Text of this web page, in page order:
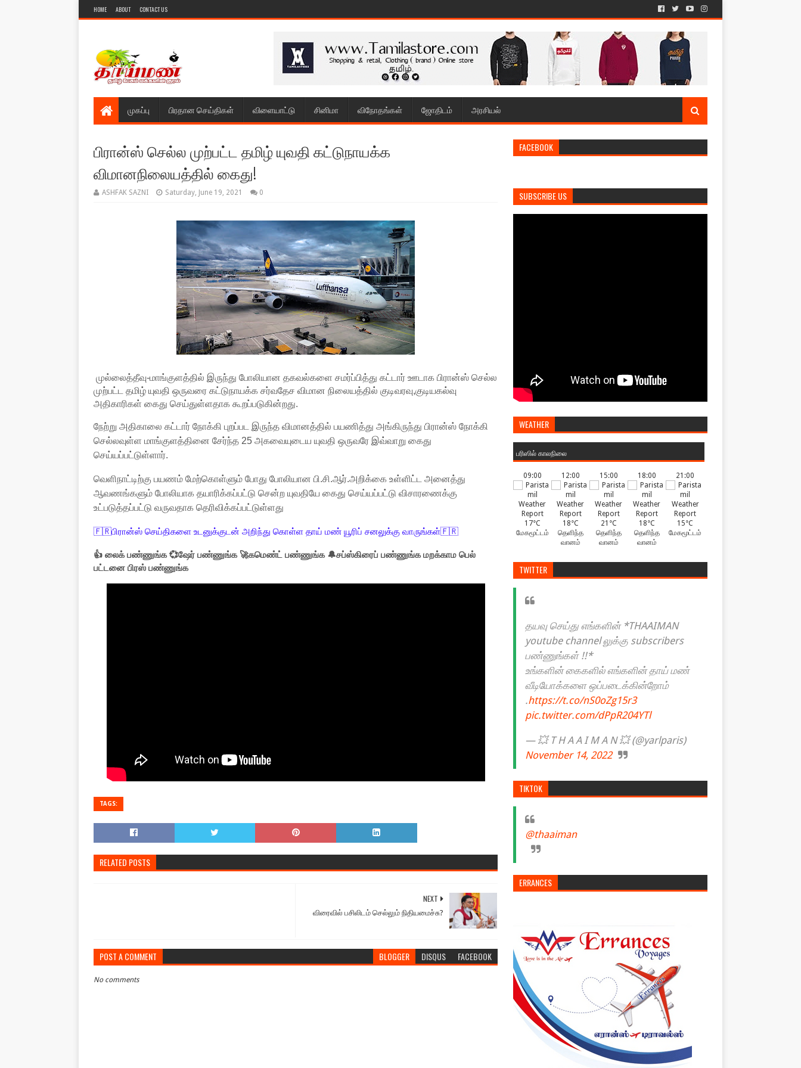
HOME ABOUT CONTACT US
முகப்பு பிரதான செய்திகள் விளையாட்டு சினிமா விநோதங்கள் ஜோதிடம் அரசியல்
பிரான்ஸ் செல்ல முற்பட்ட தமிழ் யுவதி கட்டுநாயக்க
விமானநிலையத்தில் கைது!
ASHFAK SAZNI Saturday, June 19, 2021 0
முல்லைத்தீவு-மாங்குளத்தில் இருந்து போலியான தகவல்களை சமர்ப்பித்து கட்டார் ஊடாக பிரான்ஸ் செல்ல
முற்பட்ட தமிழ் யுவதி ஒருவரை கட்டுநாயக்க சர்வதேச விமான நிலையத்தில் குடிவரவு,குடியகல்வு
அதிகாரிகள் கைது செய்துள்ளதாக கூறப்படுகின்றது.
நேற்று அதிகாலை கட்டார் நோக்கி புறப்பட இருந்த விமானத்தில் பயணித்து அங்கிருந்து பிரான்ஸ் நோக்கி
செல்லவுள்ள மாங்குளத்தினை சேர்ந்த 25 அகவையுடைய யுவதி ஒருவரே இவ்வாறு கைது
செய்யப்பட்டுள்ளார்.
வெளிநாட்டிற்கு பயணம் மேற்கொள்ளும் போது போலியான பி.சி.ஆர்.அறிக்கை உள்ளிட்ட அனைத்து
ஆவணங்களும் போலியாக தயாரிக்கப்பட்டு சென்ற யுவதியே கைது செய்யப்பட்டு விசாரணைக்கு
உட்படுத்தப்பட்டு வருவதாக தெரிவிக்கப்பட்டுள்ளது
🇫🇷பிரான்ஸ் செய்திகளை உடனுக்குடன் அறிந்து கொள்ள தாய் மண் யூரிப் சனலுக்கு வாருங்கள்🇫🇷
👍 லைக் பண்ணுங்க 💞ஷேர் பண்ணுங்க 🚀கமெண்ட் பண்ணுங்க 🔔சப்ஸ்கிரைப் பண்ணுங்க மறக்காம பெல்
பட்டனை பிரஸ் பண்ணுங்க
TAGS:
RELATED POSTS
NEXT
விரைவில் பசிலிடம் செல்லும் நிதியமைச்சு?
POST A COMMENT BLOGGER DISQUS FACEBOOK
No comments
FACEBOOK
SUBSCRIBE US
WEATHER
பரிஸில் காலநிலை
09:00
17°C
மேகமூட்டம்
12:00
18°C
தெளிந்த
வானம்
15:00
21°C
தெளிந்த
வானம்
18:00
18°C
தெளிந்த
வானம்
21:00
15°C
மேகமூட்டம்
TWITTER
தயவு செய்து எங்களின் *THAAIMAN
youtube channel லுக்கு subscribers
பண்ணுங்கள் !!*
உங்களின் கைகளில் எங்களின் தாய் மண்
வீடியோக்களை ஒப்படைக்கின்றோம்
.https://t.co/nS0oZg15r3
pic.twitter.com/dPpR204YTl
— 💥 T H A A I M A N 💥 (@yarlparis)
November 14, 2022
TIKTOK
@thaaiman
ERRANCES